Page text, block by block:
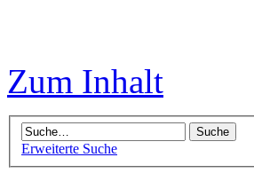
Zum Inhalt
Erweiterte Suche